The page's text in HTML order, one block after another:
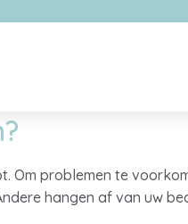
Om problemen te
hangen af van uw